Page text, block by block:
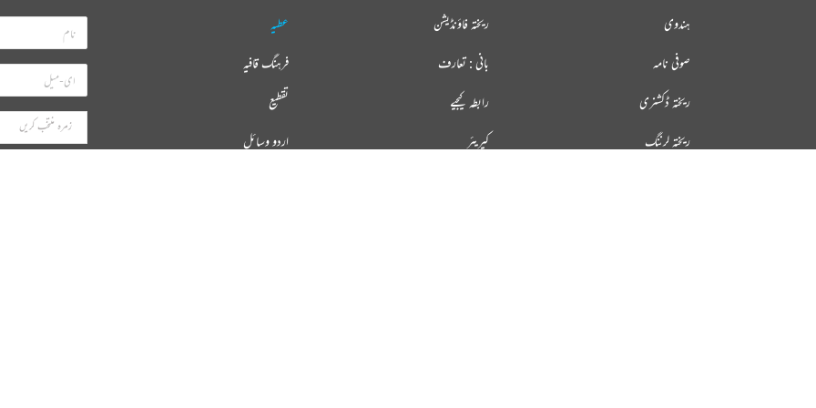
عطیہ
فرہنگ قافیہ
تقطیع
اردو وسائل
ریختہ فاؤنڈیشن
بانی : تعارف
رابطہ کیجیے
کیریئر
ہندوی
صوفی نامہ
ریختہ ڈکشنری
ریختہ لرننگ